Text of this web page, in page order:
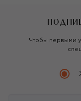
Чтобы первыми